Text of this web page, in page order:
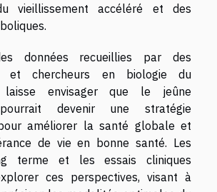
vieillissement accéléré et des
données recueillies par des
et chercheurs en biologie du
laisse envisager que le jeûne
devenir une stratégie
améliorer la santé globale et
de vie en bonne santé. Les
terme et les essais cliniques
ces perspectives, visant à